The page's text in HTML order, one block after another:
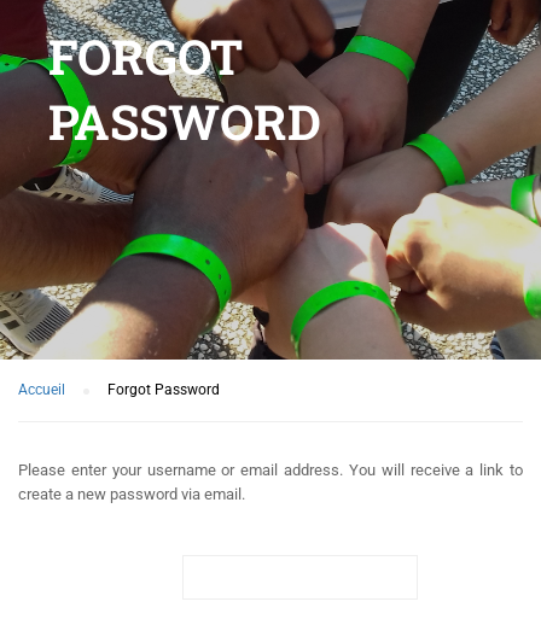
FORGOT
PASSWORD
Accueil Forgot Password
Please enter your username or email address. You will receive a link to
create a new password via email.